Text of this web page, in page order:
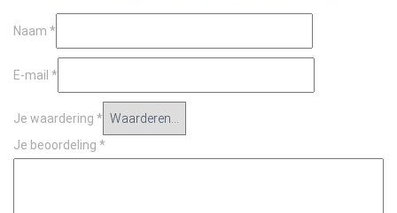
Naam *
E-mail *
Je waardering *
Je beoordeling *